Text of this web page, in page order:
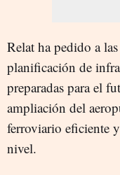
Relat ha pedido a
planificación de
preparadas para el
ampliación del
ferroviario eficiente
nivel.